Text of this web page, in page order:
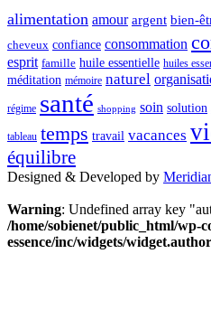
alimentation amour argent bien-
cheveux confiance consommation
esprit famille huile essentielle huiles
méditation mémoire naturel
régime santé shopping soin solution
tableau temps travail vacances
équilibre
Designed & Developed by
Warning: Undefined array key
/home/sobienet/public_html/wp-
essence/inc/widgets/